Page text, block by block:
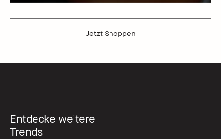
Jetzt Shoppen
Entdecke weitere
Trends